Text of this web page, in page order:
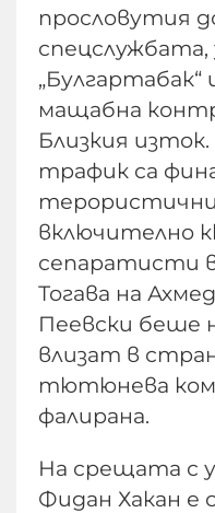
прословутия
„Булгартабак“
мащабна
Близкия
трафик са
терористични
включително
сепаратисти
Тогава на
Пеевски беше
влизат в
тютюнева
фалирана.
На срещата с
Фидан Хакан е